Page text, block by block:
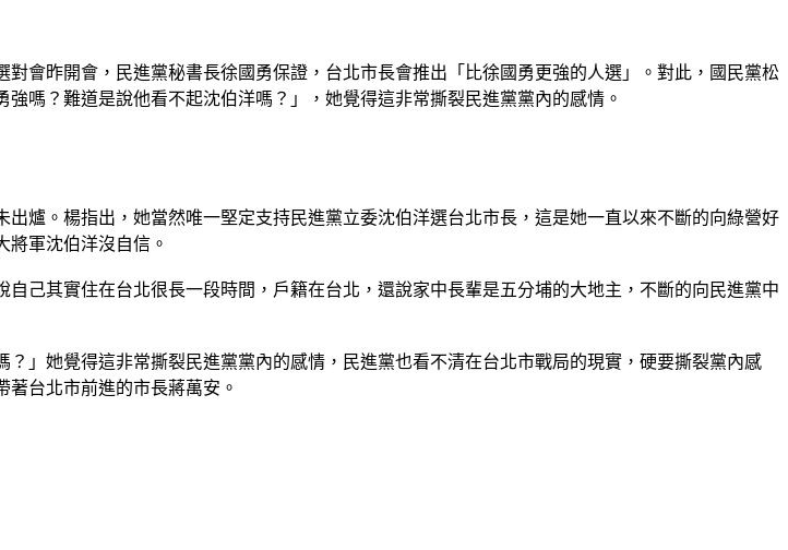
會昨開會，民進黨秘書長徐國勇保證，台北市長會推出「比徐國勇更強的人選」。對此，國民黨松
嗎？難道是說他看不起沈伯洋嗎？」，她覺得這非常撕裂民進黨黨內的感情。
爐。楊指出，她當然唯一堅定支持民進黨立委沈伯洋選台北市長，這是她一直以來不斷的向綠營好
將軍沈伯洋沒自信。
己其實住在台北很長一段時間，戶籍在台北，還說家中長輩是五分埔的大地主，不斷的向民進黨中
」她覺得這非常撕裂民進黨黨內的感情，民進黨也看不清在台北市戰局的現實，硬要撕裂黨內感
台北市前進的市長蔣萬安。